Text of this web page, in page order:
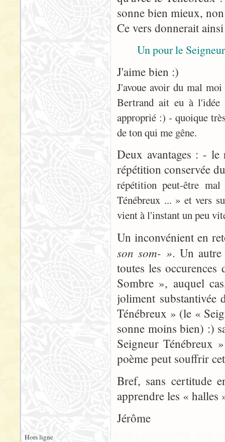
sonne bien mieux,
Ce vers donnerait
Un pour le
J'aime bien :)
J'avoue avoir du mal
Bertrand ait eu à l'idée
approprié :) - quoique
de ton qui me gêne.
Deux avantages : -
répétition conservée
répétition peut-être
Ténébreux ... » et vers
vient à l'instant un peu
Un inconvénient en
son som- ». Un
toutes les
Sombre », auquel
joliment substantivée
Ténébreux » (le «
sonne moins bien) :)
Seigneur Ténébreux
poème peut souffrir
Bref, sans certitude
apprendre les « halles
Jérôme
Hors ligne